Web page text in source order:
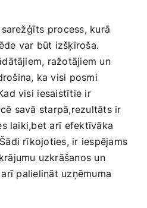
process, kurā
var būt izšķiroša.
ražotājiem‍ un
ka visi‍ posmi
visi ⁢iesaistītie ir
savā ​starpā,rezultāts ​ir
laiki,bet arī⁢ efektīvāka
rīkojoties,‌ ir iespējams
uzkrāšanos un
⁣palielināt‍ uzņēmuma